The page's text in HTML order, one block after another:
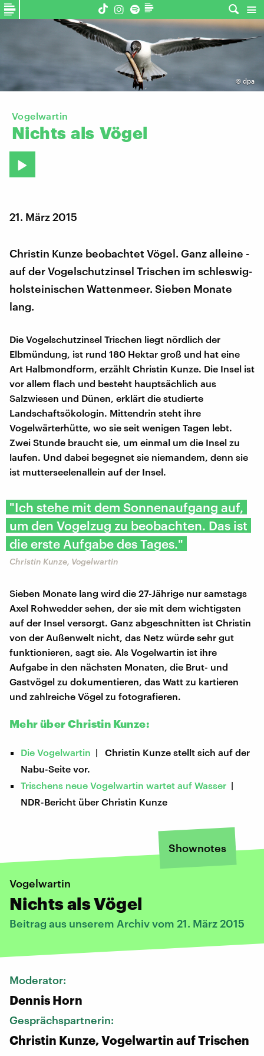
© dpa
Vogelwartin
Nichts als Vögel
21. März 2015
Christin Kunze beobachtet Vögel. Ganz alleine -
auf der Vogelschutzinsel Trischen im schleswig-
holsteinischen Wattenmeer. Sieben Monate
lang.
Die Vogelschutzinsel Trischen liegt nördlich der
Elbmündung, ist rund 180 Hektar groß und hat eine
Art Halbmondform, erzählt Christin Kunze. Die Insel ist
vor allem flach und besteht hauptsächlich aus
Salzwiesen und Dünen, erklärt die studierte
Landschaftsökologin. Mittendrin steht ihre
Vogelwärterhütte, wo sie seit wenigen Tagen lebt.
Zwei Stunde braucht sie, um einmal um die Insel zu
laufen. Und dabei begegnet sie niemandem, denn sie
ist mutterseelenallein auf der Insel.
"Ich stehe mit dem Sonnenaufgang auf,
um den Vogelzug zu beobachten. Das ist
die erste Aufgabe des Tages."
Christin Kunze, Vogelwartin
Sieben Monate lang wird die 27-Jährige nur samstags
Axel Rohwedder sehen, der sie mit dem wichtigsten
auf der Insel versorgt. Ganz abgeschnitten ist Christin
von der Außenwelt nicht, das Netz würde sehr gut
funktionieren, sagt sie. Als Vogelwartin ist ihre
Aufgabe in den nächsten Monaten, die Brut- und
Gastvögel zu dokumentieren, das Watt zu kartieren
und zahlreiche Vögel zu fotografieren.
Mehr über Christin Kunze:
Die Vogelwartin | Christin Kunze stellt sich auf der
Nabu-Seite vor.
Trischens neue Vogelwartin wartet auf Wasser |
NDR-Bericht über Christin Kunze
Shownotes
Vogelwartin
Nichts als Vögel
Beitrag aus unserem Archiv vom 21. März 2015
Moderator:
Dennis Horn
Gesprächspartnerin:
Christin Kunze, Vogelwartin auf Trischen